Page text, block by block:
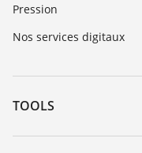
Pression
Nos services digitaux
TOOLS
Téléchargements